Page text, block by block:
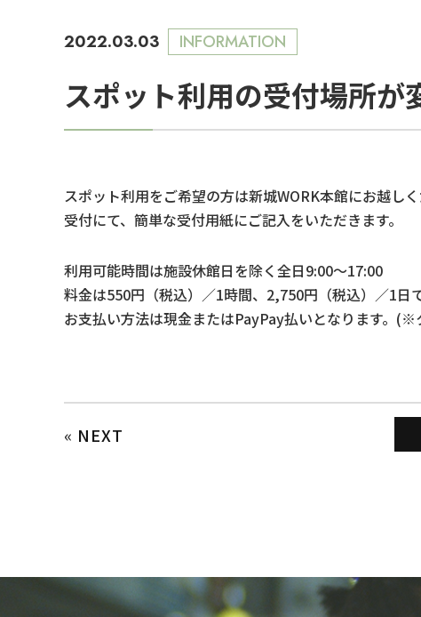
2022.03.03 INFORMATION
スポット利用の受付場所が
スポット利用をご希望の方は新城WORK本館にお越しく
受付にて、簡単な受付用紙にご記入をいただきます。
利用可能時間は施設休館日を除く全日9:00～17:00
料金は550円（税込）／1時間、2,750円（税込）／1日で
お支払い方法は現金またはPayPay払いとなります。(※
« NEXT